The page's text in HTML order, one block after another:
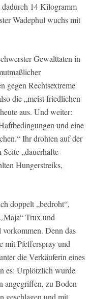
14 Kilogramm
Wadephul wuchs mit
Gewalttaten in
gegen Rechtsextreme
die „meist friedlichen
aus. Und weiter:
und eine
Ihr drohten auf der
„dauerhafte
Hungerstreiks,
doppelt „bedroht“,
Trux und
Denn das
mit Pfefferspray und
die Verkäuferin eines
es: Urplötzlich wurde
angegriffen, zu Boden
geschlagen und mit